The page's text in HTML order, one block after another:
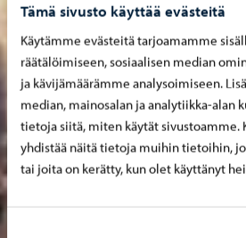
Tämä sivusto käyttää evästeitä
Käytämme evästeitä tarjoamamme
räätälöimiseen, sosiaalisen median
ja kävijämäärämme analysoimiseen.
median, mainosalan ja analytiikka-alan
tietoja siitä, miten käytät
yhdistää näitä tietoja muihin tietoihin,
tai joita on kerätty, kun olet käyttänyt